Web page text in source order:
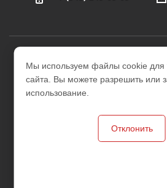
2026 © ООО
Интернет-магазин
Версия для
Мы используем файлы cookie для
сайта. Вы можете разрешить или
использование.
Отклонить